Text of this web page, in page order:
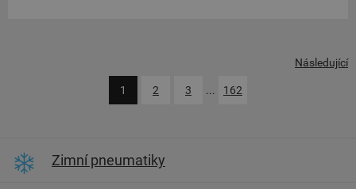
1 2 3 ... 162
Následující
Zimní pneumatiky